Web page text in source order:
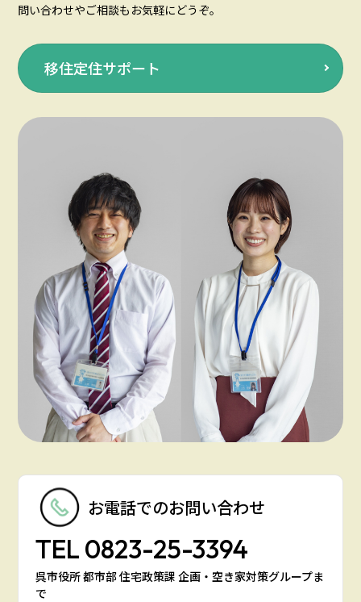
問い合わせやご相談もお気軽にどうぞ。
移住定住サポート
お電話でのお問い合わせ
TEL 0823-25-3394
呉市役所 都市部 住宅政策課 企画・空き家対策グループま
で